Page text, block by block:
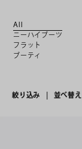
All
ニーハイブーツ
フラット
ブーティ
絞り込み 並べ替え